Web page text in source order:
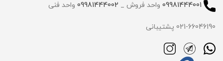
09981444001 واحد فروش _ 09981444002 واحد فنی
021-66046190 پشتیبانی